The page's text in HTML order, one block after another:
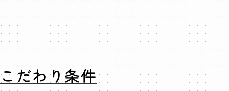
こだわり条件